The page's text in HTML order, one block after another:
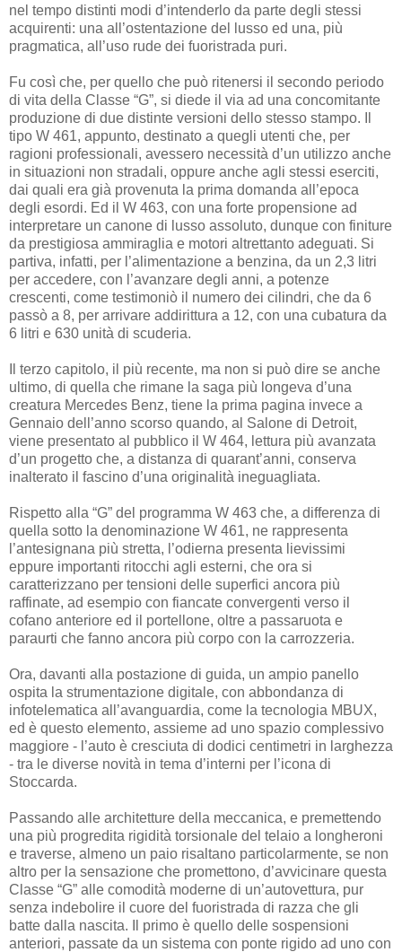
nel tempo distinti modi d’intenderlo da parte degli stessi
acquirenti: una all’ostentazione del lusso ed una, più
pragmatica, all’uso rude dei fuoristrada puri.
Fu così che, per quello che può ritenersi il secondo periodo
di vita della Classe “G”, si diede il via ad una concomitante
produzione di due distinte versioni dello stesso stampo. Il
tipo W 461, appunto, destinato a quegli utenti che, per
ragioni professionali, avessero necessità d’un utilizzo anche
in situazioni non stradali, oppure anche agli stessi eserciti,
dai quali era già provenuta la prima domanda all’epoca
degli esordi. Ed il W 463, con una forte propensione ad
interpretare un canone di lusso assoluto, dunque con finiture
da prestigiosa ammiraglia e motori altrettanto adeguati. Si
partiva, infatti, per l’alimentazione a benzina, da un 2,3 litri
per accedere, con l’avanzare degli anni, a potenze
crescenti, come testimoniò il numero dei cilindri, che da 6
passò a 8, per arrivare addirittura a 12, con una cubatura da
6 litri e 630 unità di scuderia.
Il terzo capitolo, il più recente, ma non si può dire se anche
ultimo, di quella che rimane la saga più longeva d’una
creatura Mercedes Benz, tiene la prima pagina invece a
Gennaio dell’anno scorso quando, al Salone di Detroit,
viene presentato al pubblico il W 464, lettura più avanzata
d’un progetto che, a distanza di quarant’anni, conserva
inalterato il fascino d’una originalità ineguagliata.
Rispetto alla “G” del programma W 463 che, a differenza di
quella sotto la denominazione W 461, ne rappresenta
l’antesignana più stretta, l’odierna presenta lievissimi
eppure importanti ritocchi agli esterni, che ora si
caratterizzano per tensioni delle superfici ancora più
raffinate, ad esempio con fiancate convergenti verso il
cofano anteriore ed il portellone, oltre a passaruota e
paraurti che fanno ancora più corpo con la carrozzeria.
Ora, davanti alla postazione di guida, un ampio panello
ospita la strumentazione digitale, con abbondanza di
infotelematica all’avanguardia, come la tecnologia MBUX,
ed è questo elemento, assieme ad uno spazio complessivo
maggiore - l’auto è cresciuta di dodici centimetri in larghezza
- tra le diverse novità in tema d’interni per l’icona di
Stoccarda.
Passando alle architetture della meccanica, e premettendo
una più progredita rigidità torsionale del telaio a longheroni
e traverse, almeno un paio risaltano particolarmente, se non
altro per la sensazione che promettono, d’avvicinare questa
Classe “G” alle comodità moderne di un’autovettura, pur
senza indebolire il cuore del fuoristrada di razza che gli
batte dalla nascita. Il primo è quello delle sospensioni
anteriori, passate da un sistema con ponte rigido ad uno con